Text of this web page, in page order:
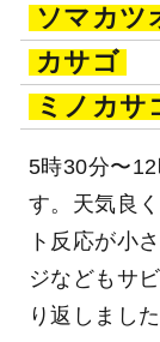
ソマカツ
カサゴ
ミノカサ
5時30分〜
す。天気良
ト反応が小
ジなどもサ
り返しまし